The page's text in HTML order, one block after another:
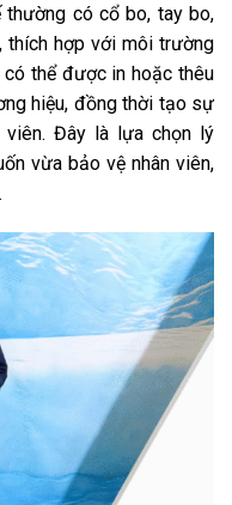
có cổ bo, tay bo,
thích hợp với môi trường
thể được in hoặc thêu
hiệu, đồng thời tạo sự
viên. Đây là lựa chọn lý
vừa bảo vệ nhân viên,